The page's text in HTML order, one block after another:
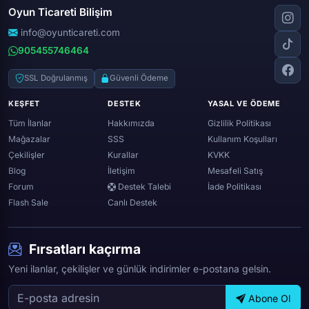
Minecraft
Lost ark
World of warcraft
Zula
Wolfteam
Black desert online
Genshin ımpact
Discord
Youtube
Twitter (x)
Spotify
Oyun Ticareti Bilişim
info@oyunticareti.com
905455746464
SSL Doğrulanmış Güvenli Ödeme
KEŞFET
Tüm İlanlar
Mağazalar
Çekilişler
Blog
Forum
Flash Sale
DESTEK
Hakkımızda
SSS
Kurallar
İletişim
Destek Talebi
Canlı Destek
YASAL VE ÖDEME
Gizlilik Politikası
Kullanım Koşulları
KVKK
Mesafeli Satış
İade Politikası
Fırsatları kaçırma
Yeni ilanlar, çekilişler ve günlük indirimler e-postana gelsin.
Abone Ol